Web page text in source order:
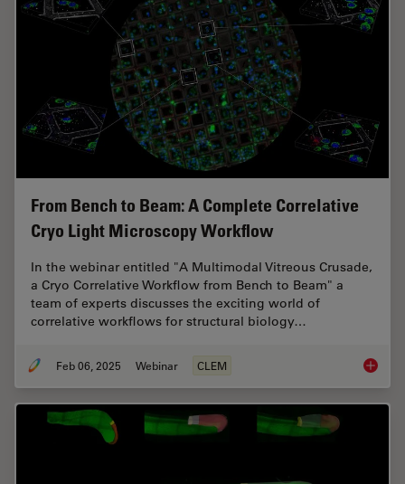
From Bench to Beam: A Complete Correlative
Cryo Light Microscopy Workflow
In the webinar entitled "A Multimodal Vitreous Crusade,
a Cryo Correlative Workflow from Bench to Beam" a
team of experts discusses the exciting world of
correlative workflows for structural biology…
Feb 06, 2025 Webinar CLEM From